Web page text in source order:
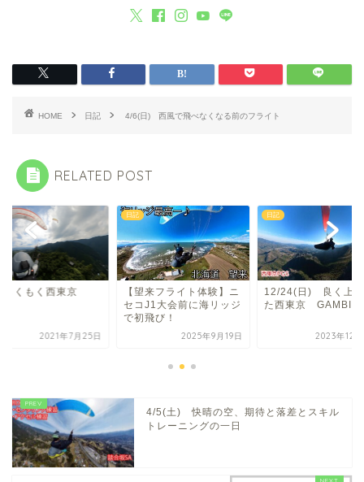
HOME 日記 4/6(日) 西風で飛べなくなる前のフライト
RELATED POST
もくもく西東京
2021年7月25日
日記
【望来フライト体験】ニ
セコJ1大会前に海リッジ
で初飛び！
2025年9月19日
日記
12/24(日) 良く上
た西東京 GAMBIT
2023年12
4/5(土) 快晴の空、期待と落差とスキル
トレーニングの一日